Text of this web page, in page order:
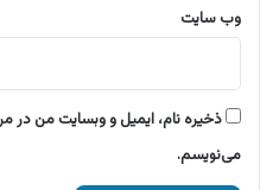
وب‌ سایت
ذخیره نام، ایمیل و وبسایت من در
می‌نویسم.